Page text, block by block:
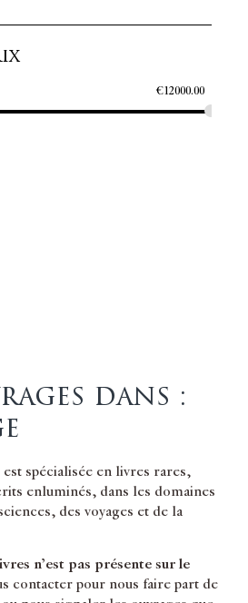
€12000.00
dans :
spécialisée en livres rares,
enluminés, dans les domaines
des voyages et de la
n’est pas présente sur le
contacter pour nous faire part de